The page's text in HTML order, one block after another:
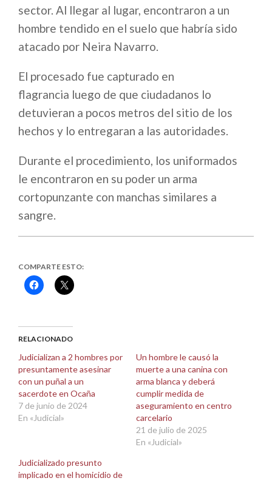
sector. Al llegar al lugar, encontraron a un
hombre tendido en el suelo que habría sido
atacado por Neira Navarro.
El procesado fue capturado en
flagrancia luego de que ciudadanos lo
detuvieran a pocos metros del sitio de los
hechos y lo entregaran a las autoridades.
Durante el procedimiento, los uniformados
le encontraron en su poder un arma
cortopunzante con manchas similares a
sangre.
COMPARTE ESTO:
Haz
clic
(Se
abre
una
ventana
nueva)
Haz
clic
(Se
abre
una
ventana
nueva)
RELACIONADO
Judicializan a 2 hombres por
presuntamente asesinar
con un puñal a un
sacerdote en Ocaña
7 de junio de 2024
En «Judicial»
Un hombre le causó la
muerte a una canina con
arma blanca y deberá
cumplir medida de
aseguramiento en centro
carcelario
21 de julio de 2025
En «Judicial»
Judicializado presunto
implicado en el homicidio de